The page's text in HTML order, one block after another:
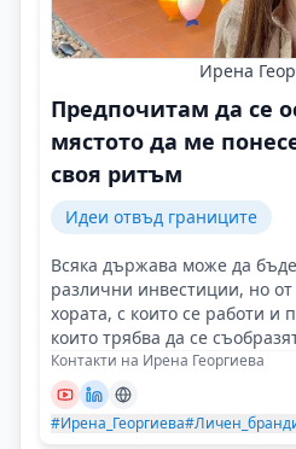
Ирена
Предпочитам да се
мястото да ме
своя ритъм
Идеи отвъд границите
Всяка държава може да
различни инвестиции, но
хората, с които се работи и
които трябва да се
Контакти на Ирена Георгиева
#Ирена_Георгиева